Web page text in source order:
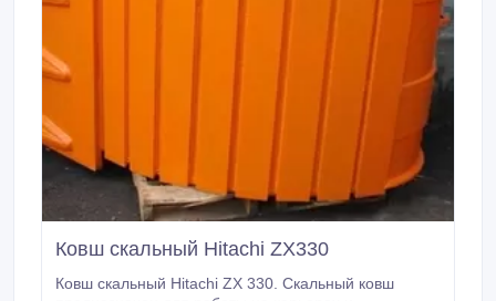
Ковш скальный Hitachi ZX330
Ковш скальный Hitachi ZX 330. Скальный ковш